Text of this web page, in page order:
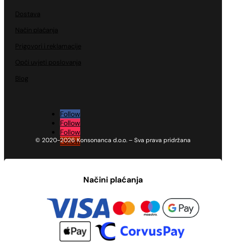
Dostava
Način plaćanja
Prigovori i reklamacije
Opći uvjeti poslovanja
Blog
Follow
Follow
Follow
Follow
© 2020-2026 Konsonanca d.o.o. – Sva prava pridržana
Načini plaćanja